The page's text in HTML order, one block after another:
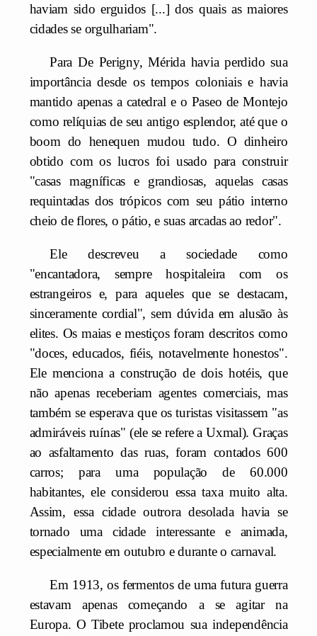
haviam sido erguidos [...] dos quais as maiores
cidades se orgulhariam".
Para De Perigny, Mérida havia perdido sua
importância desde os tempos coloniais e havia
mantido apenas a catedral e o Paseo de Montejo
como relíquias de seu antigo esplendor, até que o
boom do henequen mudou tudo. O dinheiro
obtido com os lucros foi usado para construir
"casas magníficas e grandiosas, aquelas casas
requintadas dos trópicos com seu pátio interno
cheio de flores, o pátio, e suas arcadas ao redor".
Ele descreveu a sociedade como
"encantadora, sempre hospitaleira com os
estrangeiros e, para aqueles que se destacam,
sinceramente cordial", sem dúvida em alusão às
elites. Os maias e mestiços foram descritos como
"doces, educados, fiéis, notavelmente honestos".
Ele menciona a construção de dois hotéis, que
não apenas receberiam agentes comerciais, mas
também se esperava que os turistas visitassem "as
admiráveis ruínas" (ele se refere a Uxmal). Graças
ao asfaltamento das ruas, foram contados 600
carros; para uma população de 60.000
habitantes, ele considerou essa taxa muito alta.
Assim, essa cidade outrora desolada havia se
tornado uma cidade interessante e animada,
especialmente em outubro e durante o carnaval.
Em 1913, os fermentos de uma futura guerra
estavam apenas começando a se agitar na
Europa. O Tibete proclamou sua independência